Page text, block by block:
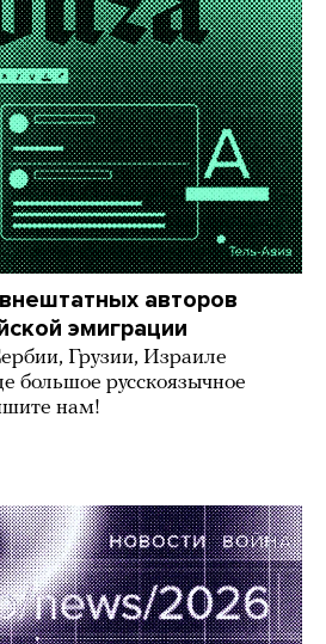
авторов
эмиграции
Грузии, Израиле
большое русскоязычное
нам!